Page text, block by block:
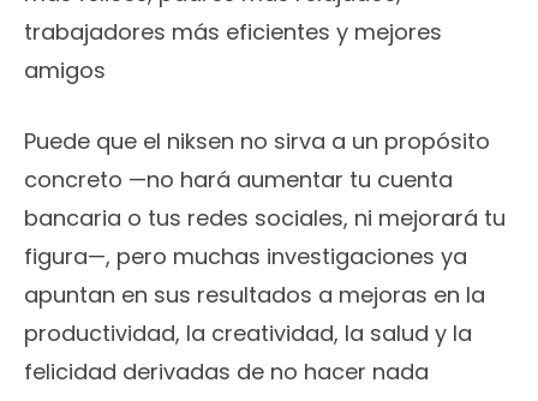
trabajadores más eficientes y mejores
amigos
Puede que el niksen no sirva a un propósito
concreto —no hará aumentar tu cuenta
bancaria o tus redes sociales, ni mejorará tu
figura—, pero muchas investigaciones ya
apuntan en sus resultados a mejoras en la
productividad, la creatividad, la salud y la
felicidad derivadas de no hacer nada